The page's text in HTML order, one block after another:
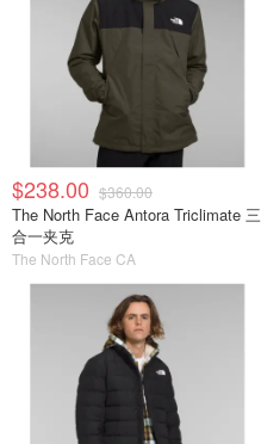
$238.00 $360.00
The North Face Antora Triclimate 三
合一夹克
The North Face CA